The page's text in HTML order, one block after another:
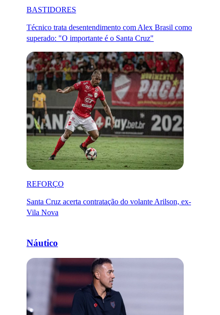
BASTIDORES
Técnico trata desentendimento com Alex Brasil como
superado: "O importante é o Santa Cruz"
REFORÇO
Santa Cruz acerta contratação do volante Arilson, ex-
Vila Nova
Náutico